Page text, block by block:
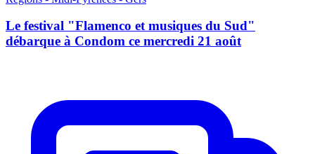
Le festival "Flamenco et musiques du Sud"
débarque à Condom ce mercredi 21 août